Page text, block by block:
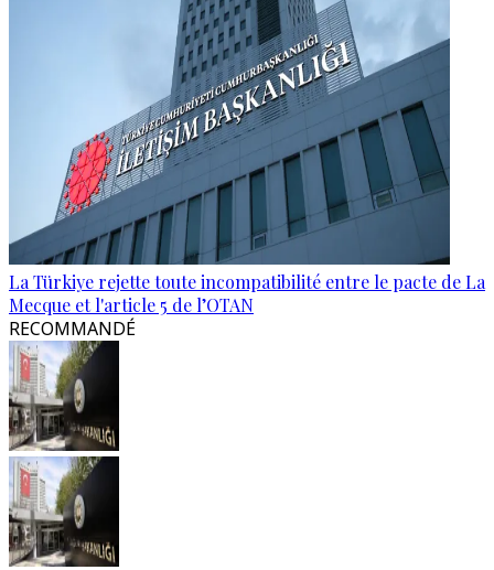
La Türkiye rejette toute incompatibilité entre le pacte de La
Mecque et l'article 5 de l’OTAN
RECOMMANDÉ